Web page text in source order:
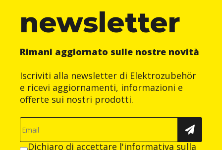
newsletter
Rimani aggiornato sulle nostre novità
Iscriviti alla newsletter di Elektrozubehör
e ricevi aggiornamenti, informazioni e
offerte sui nostri prodotti.
Dichiaro di accettare l'informativa sulla